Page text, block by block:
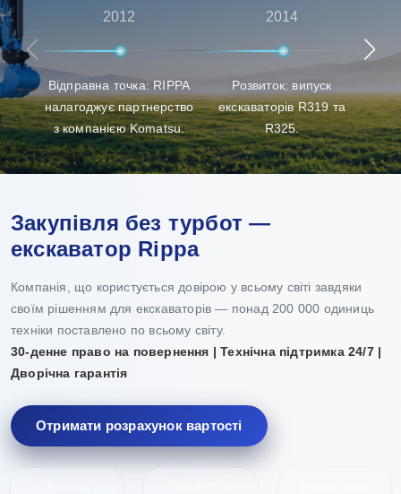
послуги — від передпродажних консультацій до
післяпродажного обслуговування, — забезпечуючи
клієнтам найкращий досвід у виборі продукції, її
доставці та технічному обслуговуванні.
2012
Відправна точка: RIPPA
налагоджує партнерство
з компанією Komatsu.
2014
Розвиток: випуск
екскаваторів R319 та
R325.
Закупівля без турбот —
екскаватор Rippa
Компанія, що користується довірою у всьому світі завдяки
своїм рішенням для екскаваторів — понад 200 000 одиниць
техніки поставлено по всьому світу.
30-денне право на повернення | Технічна підтримка 24/7 |
Дворічна гарантія
Отримати розрахунок вартості